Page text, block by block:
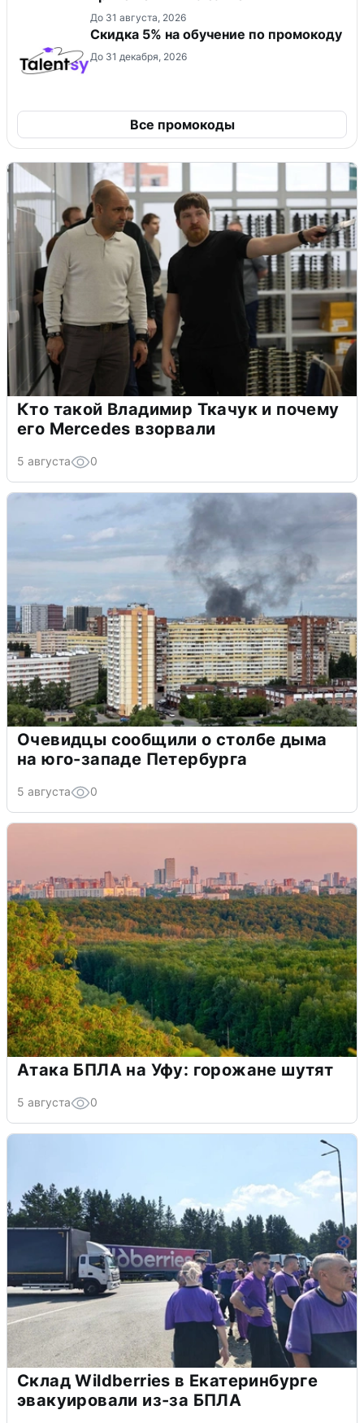
До 31 августа, 2026
Скидка 5% на обучение по промокоду
До 31 декабря, 2026
Все промокоды
Кто такой Владимир Ткачук и почему
его Mercedes взорвали
5 августа 0
Очевидцы сообщили о столбе дыма
на юго-западе Петербурга
5 августа 0
Атака БПЛА на Уфу: горожане шутят
5 августа 0
Склад Wildberries в Екатеринбурге
эвакуировали из-за БПЛА